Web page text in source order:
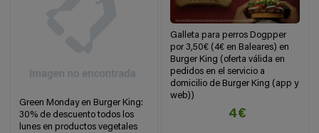
Green Monday en Burger King:
30% de descuento todos los
lunes en productos vegetales
Galleta para perros Dogpper
por 3,50€ (4€ en Baleares) en
Burger King (oferta válida en
pedidos en el servicio a
domicilio de Burger King (app y
web))
4€